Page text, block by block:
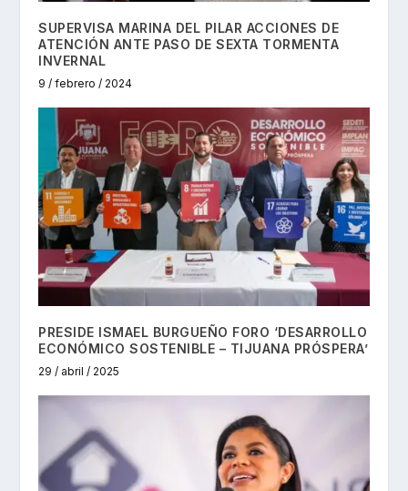
SUPERVISA MARINA DEL PILAR ACCIONES DE
ATENCIÓN ANTE PASO DE SEXTA TORMENTA
INVERNAL
9 / febrero / 2024
PRESIDE ISMAEL BURGUEÑO FORO ‘DESARROLLO
ECONÓMICO SOSTENIBLE – TIJUANA PRÓSPERA’
29 / abril / 2025